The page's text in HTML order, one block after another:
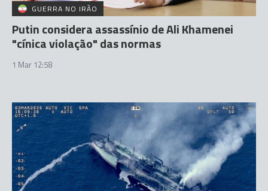
GUERRA NO IRÃO
Putin considera assassínio de Ali Khamenei
"cínica violação" das normas
1 Mar 12:58